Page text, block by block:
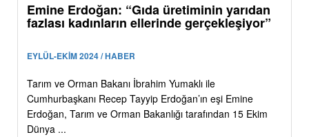
Emine Erdoğan: “Gıda üretiminin yarıdan
fazlası kadınların ellerinde gerçekleşiyor”
EYLÜL-EKİM 2024 / HABER
Tarım ve Orman Bakanı İbrahim Yumaklı ile
Cumhurbaşkanı Recep Tayyip Erdoğan’ın eşi Emine
Erdoğan, Tarım ve Orman Bakanlığı tarafından 15 Ekim
Dünya ...